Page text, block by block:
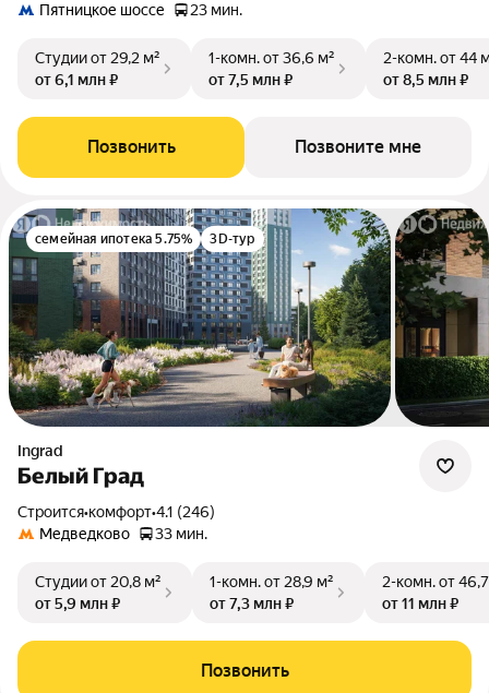
Пятницкое шоссе
23 мин.
Студииот 29,2 м²
от 6,1 млн ₽
1-комн.от 36,6 м²
от 7,5 млн ₽
2-комн.от 44
от 8,5 млн ₽
Позвонить Позвоните мне
семейная ипотека 5.75% 3D-тур
Ingrad
Белый Град
Строится•комфорт•4.1 (246)
Медведково
33 мин.
Студииот 20,8 м²
от 5,9 млн ₽
1-комн.от 28,9 м²
от 7,3 млн ₽
2-комн.от
от 11 млн ₽
Позвонить